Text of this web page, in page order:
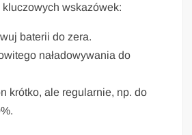
wskazówek:
baterii do zera.
naładowywania do
krótko, ale regularnie, np. do